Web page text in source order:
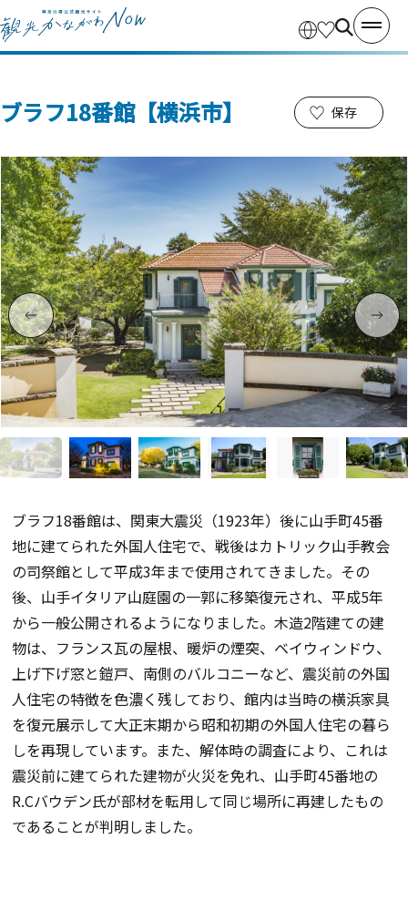
ブラフ18番館【横浜市】 保存
ブラフ18番館は、関東大震災（1923年）後に山手町45番
地に建てられた外国人住宅で、戦後はカトリック山手教会
の司祭館として平成3年まで使用されてきました。その
後、山手イタリア山庭園の一郭に移築復元され、平成5年
から一般公開されるようになりました。木造2階建ての建
物は、フランス瓦の屋根、暖炉の煙突、ベイウィンドウ、
上げ下げ窓と鎧戸、南側のバルコニーなど、震災前の外国
人住宅の特徴を色濃く残しており、館内は当時の横浜家具
を復元展示して大正末期から昭和初期の外国人住宅の暮ら
しを再現しています。また、解体時の調査により、これは
震災前に建てられた建物が火災を免れ、山手町45番地の
R.Cバウデン氏が部材を転用して同じ場所に再建したもの
であることが判明しました。